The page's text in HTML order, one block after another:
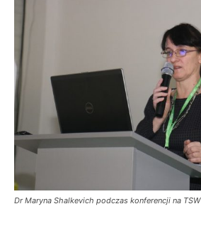
Dr Maryna Shalkevich podczas konferencji na TSW